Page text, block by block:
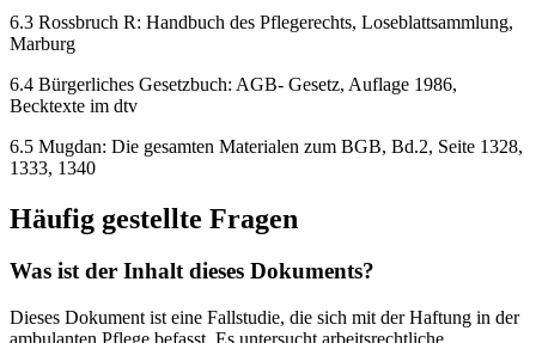
6.3 Rossbruch R: Handbuch des Pflegerechts, Loseblattsammlung,
Marburg
6.4 Bürgerliches Gesetzbuch: AGB- Gesetz, Auflage 1986,
Becktexte im dtv
6.5 Mugdan: Die gesamten Materialen zum BGB, Bd.2, Seite 1328,
1333, 1340
Häufig gestellte Fragen
Was ist der Inhalt dieses Dokuments?
Dieses Dokument ist eine Fallstudie, die sich mit der Haftung in der